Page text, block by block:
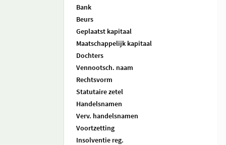
Bank
Beurs
Geplaatst kapitaal
Maatschappelijk kapitaal
Dochters
Vennootsch. naam
Rechtsvorm
Statutaire zetel
Handelsnamen
Verv. handelsnamen
Voortzetting
Insolventie reg.